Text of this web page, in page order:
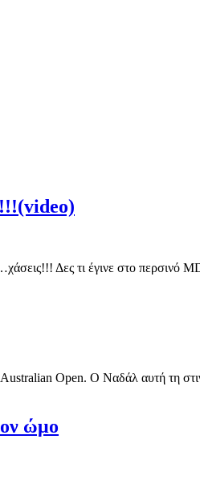
Δες τι έγινε στο περσινό
Open. Ο Ναδάλ αυτή τη
ώμο